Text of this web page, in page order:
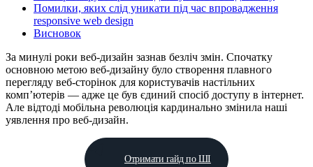
Помилки, яких слід уникати під час впровадження
responsive web design
Висновок
За минулі роки веб-дизайн зазнав безліч змін. Спочатку
основною метою веб-дизайну було створення плавного
перегляду веб-сторінок для користувачів настільних
комп’ютерів — адже це був єдиний спосіб доступу в інтернет.
Але відтоді мобільна революція кардинально змінила наші
уявлення про веб-дизайн.
Отримати гайд по ШІ